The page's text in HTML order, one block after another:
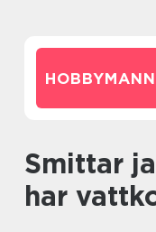
Smittar jag om mitt barn
har